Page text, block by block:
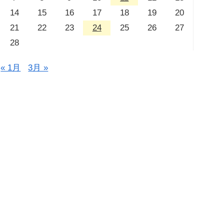
14
15 16 17 18 19
20
21
22 23 24 25 26
27
28
« 1月 3月 »